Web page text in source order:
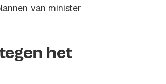
van minister
het